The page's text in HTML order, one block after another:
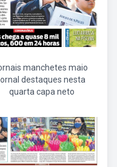
manchetes maio
destaques nesta
quarta capa neto